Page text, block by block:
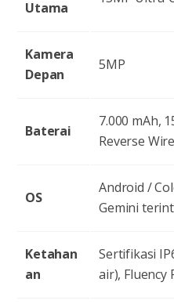
Utama
Kamera
Depan
5MP
Baterai
7.000 mAh,
Reverse
OS
Android /
Gemini
Ketahan
an
Sertifikasi
air), Fluency